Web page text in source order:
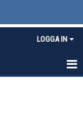
LOGGA IN